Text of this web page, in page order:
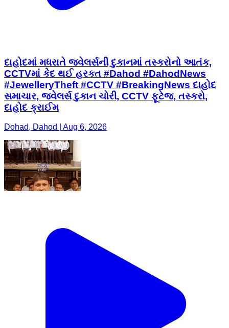
દાહોદમાં મધરાતે જવેલર્સની દુકાનમાં તસ્કરોનો આતંક,
CCTVમાં કેદ થઈ હરકત #Dahod #DahodNews
#JewelleryTheft #CCTV #BreakingNews દાહોદ
સમાચાર, જવેલર્સ દુકાન ચોરી, CCTV ફૂટેજ, તસ્કરો,
દાહોદ ક્રાઈમ
Dohad, Dahod | Aug 6, 2026